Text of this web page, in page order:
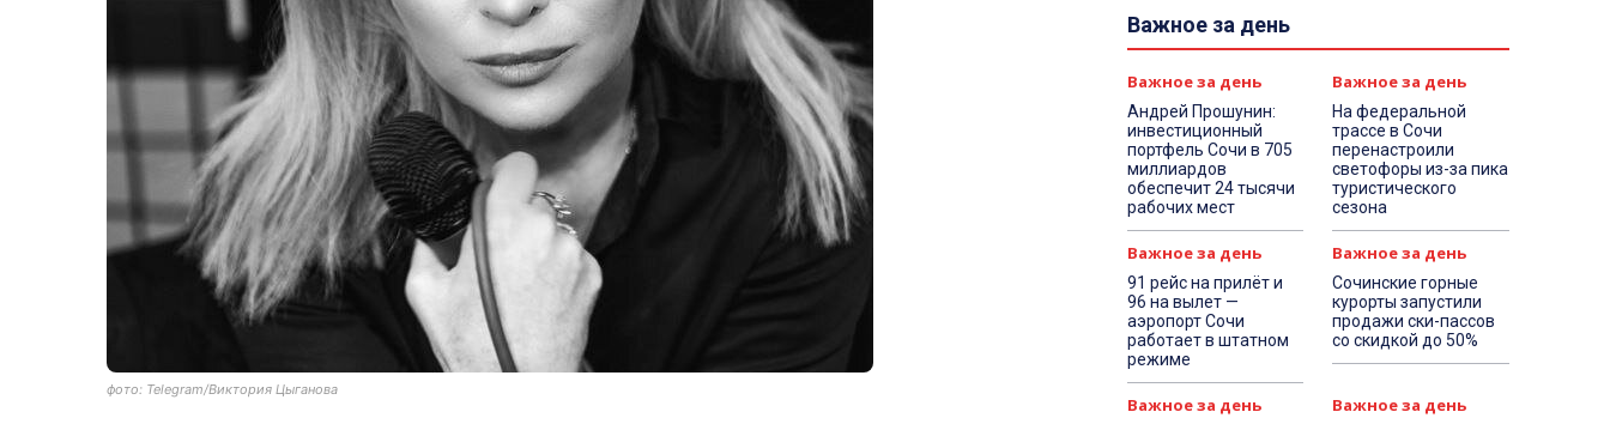
фото: Telegram/Виктория Цыганова
Важное за день
Важное за день
Андрей Прошунин:
инвестиционный
портфель Сочи в 705
миллиардов
обеспечит 24 тысячи
рабочих мест
Важное за день
На федеральной
трассе в Сочи
перенастроили
светофоры из-за пика
туристического
сезона
Важное за день
91 рейс на прилёт и
96 на вылет —
аэропорт Сочи
работает в штатном
режиме
Важное за день
Сочинские горные
курорты запустили
продажи ски-пассов
со скидкой до 50%
Важное за день Важное за день